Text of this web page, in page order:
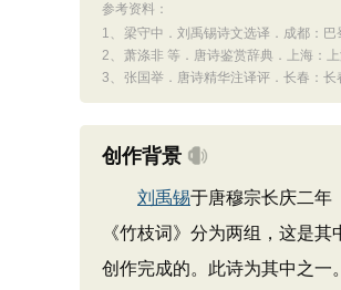
参考资料：
1、
梁守中．刘禹锡诗文选译．成都：
2、 萧涤非 等．唐诗鉴赏辞典．上海：
3、 张国举．唐诗精华注译评．长春：
创作背景
刘禹锡于唐穆宗长庆二年
《竹枝词》分为两组，这是
创作完成的。此诗为其中之一。